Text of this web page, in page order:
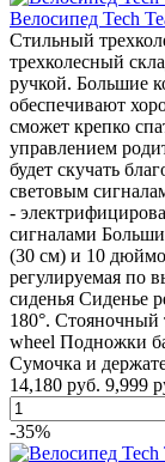
Велосипед Tech
Стильный
трехколесный
ручкой. Большие
обеспечивают
сможет крепко
управлением
будет скучать
световым
-
сигналами
(30 см) и 10
регулируемая по
сиденья Сиденье
180°. Стояночный
wheel Подножки
Сумочка и
14,180 руб. 9,999
-35%